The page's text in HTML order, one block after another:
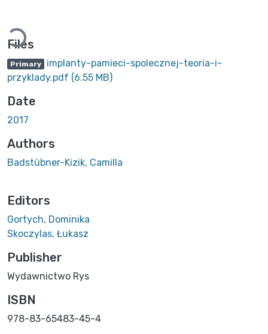
Loading...
Files
Primary implanty-pamieci-spolecznej-teoria-i-
przyklady.pdf (6.55 MB)
Date
2017
Authors
Badstübner-Kizik, Camilla
Editors
Gortych, Dominika
Skoczylas, Łukasz
Publisher
Wydawnictwo Rys
ISBN
978-83-65483-45-4